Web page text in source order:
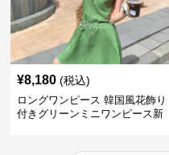
¥8,180 (税込)
ロングワンピース 韓国風花飾り
付きグリーンミニワンピース新